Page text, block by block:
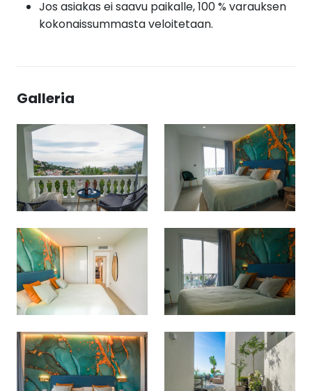
Jos asiakas ei saavu paikalle, 100 % varauksen
kokonaissummasta veloitetaan.
Galleria